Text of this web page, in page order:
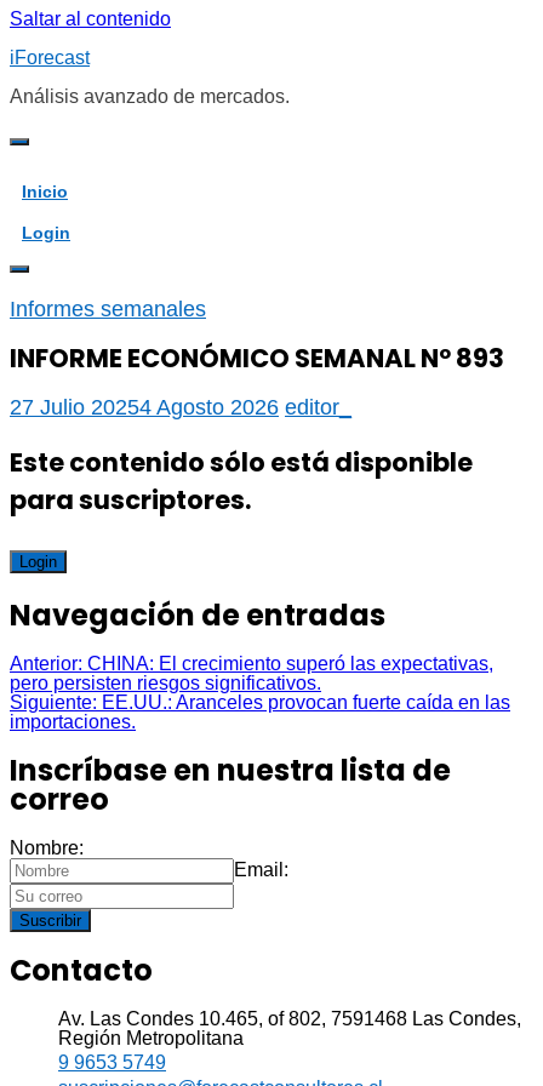
Saltar al contenido
iForecast
Análisis avanzado de mercados.
Inicio
Login
Informes semanales
INFORME ECONÓMICO SEMANAL Nº 893
27 Julio 20254 Agosto 2026 editor_
Este contenido sólo está disponible
para suscriptores.
Login
Navegación de entradas
Anterior: CHINA: El crecimiento superó las expectativas,
pero persisten riesgos significativos.
Siguiente: EE.UU.: Aranceles provocan fuerte caída en las
importaciones.
Inscríbase en nuestra lista de
correo
Nombre:
Email:
Suscribir
Contacto
Av. Las Condes 10.465, of 802, 7591468 Las Condes,
Región Metropolitana
9 9653 5749